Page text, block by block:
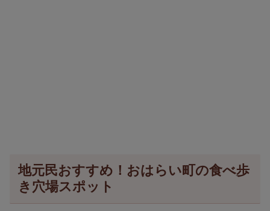
地元民おすすめ！おはらい町の食べ歩
き穴場スポット